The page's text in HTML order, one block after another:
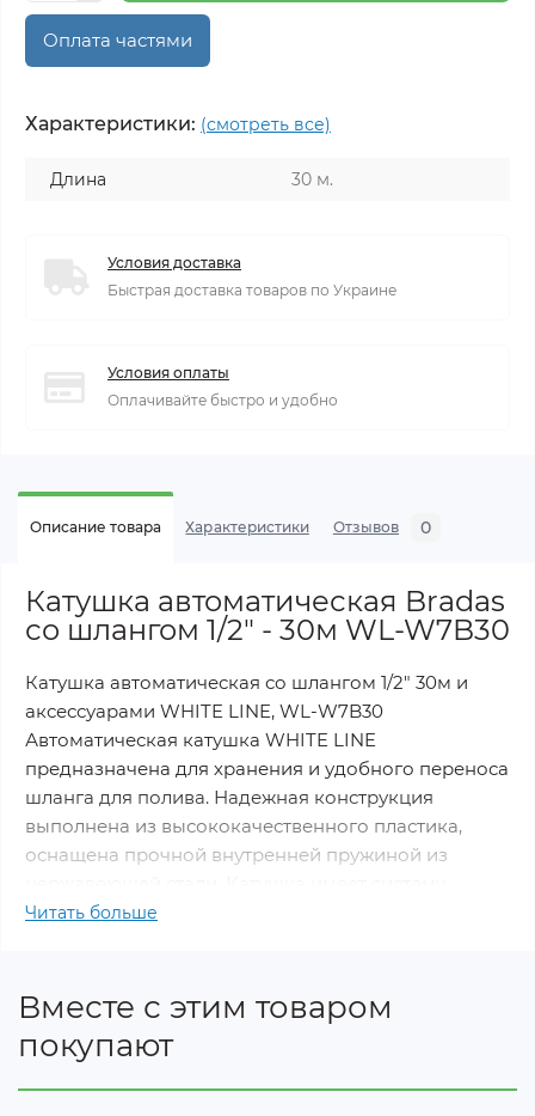
Оплата частями
Характеристики: (смотреть все)
Длина 30 м.
Условия доставка
Быстрая доставка товаров по Украине
Условия оплаты
Оплачивайте быстро и удобно
Описание товара Характеристики Отзывов 0
Катушка автоматическая Bradas
со шлангом 1/2" - 30м WL-W7B30
Катушка автоматическая со шлангом 1/2" 30м и
аксессуарами WHITE LINE, WL-W7B30
Автоматическая катушка WHITE LINE
предназначена для хранения и удобного переноса
шланга для полива. Надежная конструкция
выполнена из высококачественного пластика,
оснащена прочной внутренней пружиной из
мягкого замедления сматывания шланга и
стене с помощью съемного шпинделя на
кронштейне. Крепление является поворотным и
обеспечивает направление катушки в
направлении размотки шланга, вращения на 180.
Читать больше
Вместе с этим товаром
покупают